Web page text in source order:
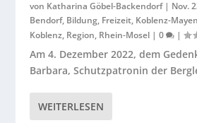
von Katharina Göbel-Backendorf| Nov.
Bendorf, Bildung, Freizeit, Koblenz-Mayen
Koblenz, Region, Rhein-Mosel |0 |
Am 4. Dezember 2022, dem
Barbara, Schutzpatronin der
WEITERLESEN